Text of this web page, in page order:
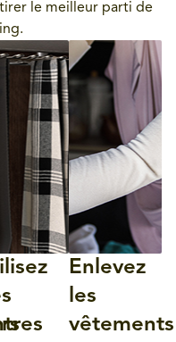
le meilleur parti de
Enlevez
les
vêtements